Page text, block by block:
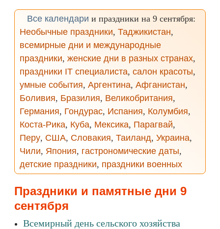
Все календари и праздники на 9 сентября:
Необычные праздники, Таджикистан,
всемирные дни и международные
праздники, женские дни в разных странах,
праздники IT специалиста, салон красоты,
умные события, Аргентина, Афганистан,
Боливия, Бразилия, Великобритания,
Германия, Гондурас, Испания, Колумбия,
Коста-Рика, Куба, Мексика, Парагвай,
Перу, США, Словакия, Таиланд, Украина,
Чили, Япония, гастрономические даты,
детские праздники, праздники военных
Праздники и памятные дни 9
сентября
Всемирный день сельского хозяйства